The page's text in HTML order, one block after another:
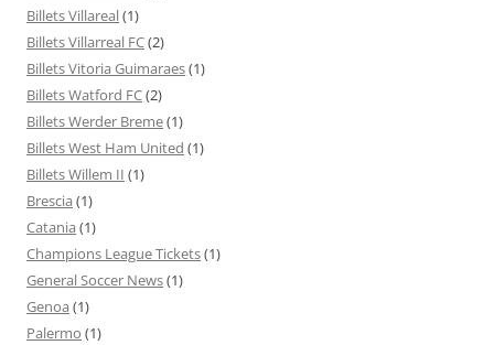
Billets Villareal(1)
Billets Villarreal FC(2)
Billets Vitoria Guimaraes(1)
Billets Watford FC(2)
Billets Werder Breme(1)
Billets West Ham United (1)
Billets Willem II (1)
Brescia (1)
Catania (1)
Champions League Tickets(1)
General Soccer News(1)
Genoa (1)
Palermo (1)